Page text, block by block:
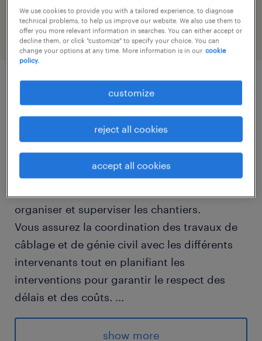
construction, trades & mining
descriptif du poste
Sous la responsabilité du conducteur de
organiser et superviser les chantiers.
Vous assurez la coordination des travaux de
câblage et de génie civil avec les différents
intervenants tout en planifiant les
interventions pour garantir le respect des
délais et des coûts. ...
Votre mission inclut également le suivi de
l'avancement, la participation aux essais et la
show more
We use cookies to provide you with a tailored experience, to diagnose
technical problems, to help us improve our website. We also use them to
offer you more relevant information in searches. You can either accept or
decline them, or click "customize" to specify your choice. You can
change your options at any time. More information is in our cookie
policy.
customize
reject all cookies
accept all cookies